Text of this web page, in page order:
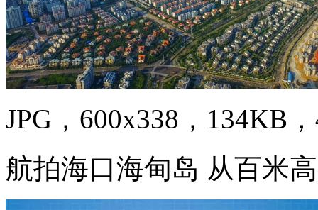
JPG，600x338，134KB
航拍海口海甸岛 从百米